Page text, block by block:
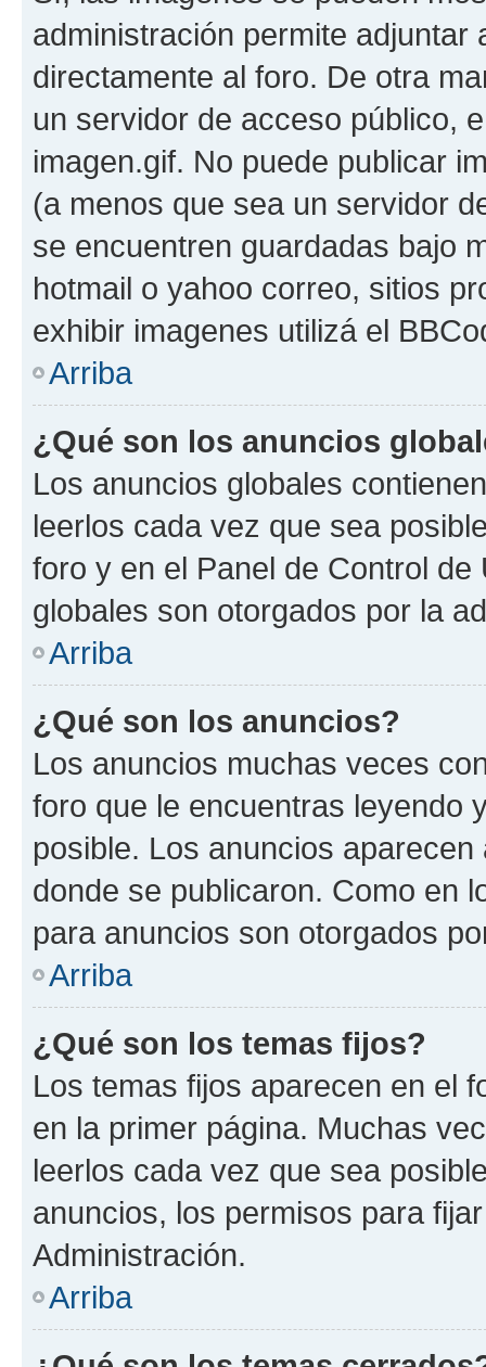
administración permite
directamente al foro. De otra
un servidor de acceso público,
imagen.gif. No puede publicar
(a menos que sea un servidor
se encuentren guardadas bajo
hotmail o yahoo correo, sitios
exhibir imagenes utilizá el
Arriba
¿Qué son los anuncios
Los anuncios globales
leerlos cada vez que sea
foro y en el Panel de Control
globales son otorgados por la
Arriba
¿Qué son los anuncios?
Los anuncios muchas veces
foro que le encuentras leyendo
posible. Los anuncios
donde se publicaron. Como en
para anuncios son otorgados
Arriba
¿Qué son los temas fijos?
Los temas fijos aparecen en el
en la primer página. Muchas
leerlos cada vez que sea
anuncios, los permisos para
Administración.
Arriba